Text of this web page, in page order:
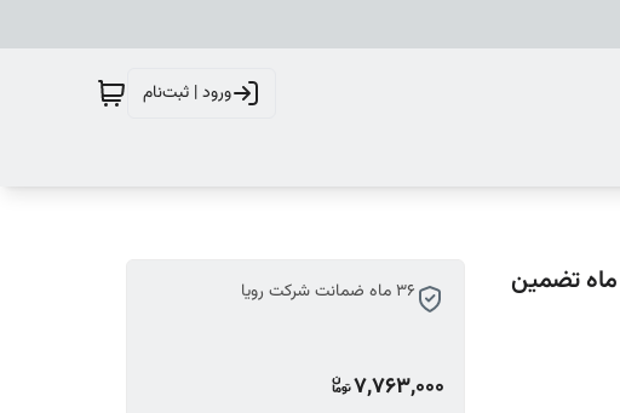
ورود | ثبت‌نام
تشک تخت رویال آرامش مدل پرنس (رویال 5) (36 ماه تضمین
36 ماه ضمانت شرکت رویا
7,763,000